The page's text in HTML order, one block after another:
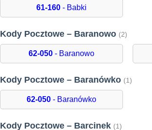
61-160 - Babki
Kody Pocztowe – Baranowo (2)
62-050 - Baranowo
Kody Pocztowe – Baranówko (1)
62-050 - Baranówko
Kody Pocztowe – Barcinek (1)